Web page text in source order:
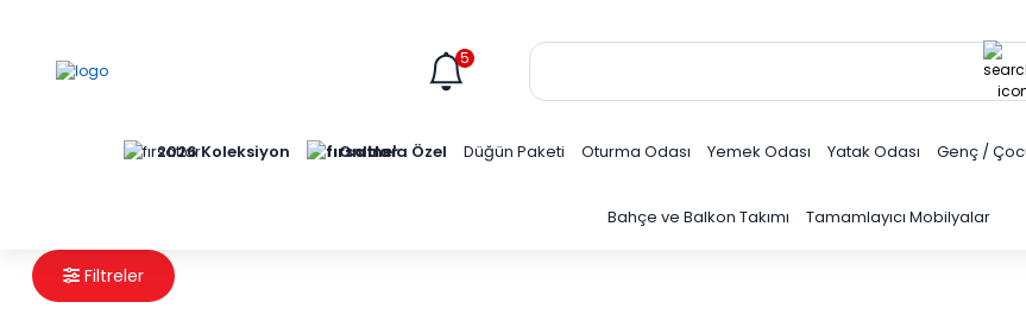
5
2026 Koleksiyon Online'a Özel Düğün Paketi Oturma Odası Yemek Odası Yatak Odası Genç /
Bahçe ve Balkon Takımı Tamamlayıcı Mobilyalar
Filtreler